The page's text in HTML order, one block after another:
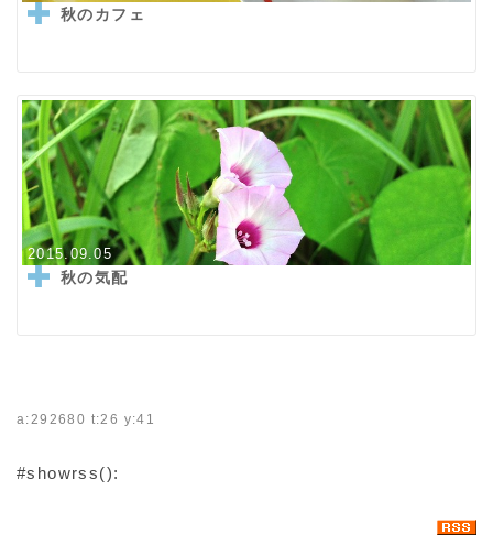
秋のカフェ
2015.09.05
秋の気配
a:292680 t:26 y:41
#showrss():